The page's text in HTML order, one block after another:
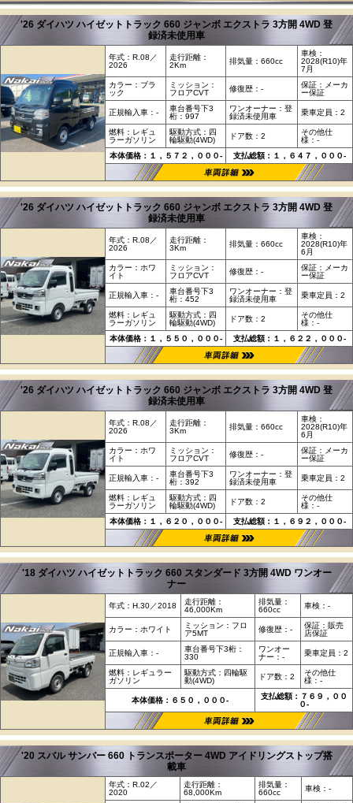
'26 ダイハツ ハイゼットトラック 660 ジャンボ エクストラ 3方開 4WD 登
録済未使用車
年式：R.08／
2026
走行距離：
2Km
排気量：660cc
車検：
2028(R10)年
7月
カラー：ブラ
ック
ミッション：
フロアCVT
修復歴：-
保証：メーカ
ー保証
正規輸入車：-
車台番号下3
桁：997
ワンオーナー：登
録済未使用車
乗車定員：2
燃料：レギュ
ラーガソリン
駆動方式：四
輪駆動(4WD)
ドア数：2
その他仕
様：-
本体価格：１，５７２，０００-
支払総額：１，６４７，０００-
'26 ダイハツ ハイゼットトラック 660 ジャンボ エクストラ 3方開 4WD 登
録済未使用車
年式：R.08／
2026
走行距離：
3Km
排気量：660cc
車検：
2028(R10)年
6月
カラー：ホワ
イト
ミッション：
フロアCVT
修復歴：-
保証：メーカ
ー保証
正規輸入車：-
車台番号下3
桁：452
ワンオーナー：登
録済未使用車
乗車定員：2
燃料：レギュ
ラーガソリン
駆動方式：四
輪駆動(4WD)
ドア数：2
その他仕
様：-
本体価格：１，５５０，０００-
支払総額：１，６２２，０００-
'26 ダイハツ ハイゼットトラック 660 ジャンボ エクストラ 3方開 4WD 登
録済未使用車
年式：R.08／
2026
走行距離：
3Km
排気量：660cc
車検：
2028(R10)年
6月
カラー：ホワ
イト
ミッション：
フロアCVT
修復歴：-
保証：メーカ
ー保証
正規輸入車：-
車台番号下3
桁：392
ワンオーナー：登
録済未使用車
乗車定員：2
燃料：レギュ
ラーガソリン
駆動方式：四
輪駆動(4WD)
ドア数：2
その他仕
様：-
本体価格：１，６２０，０００-
支払総額：１，６９２，０００-
'18 ダイハツ ハイゼットトラック 660 スタンダード 3方開 4WD ワンオー
ナー
年式：H.30／2018
走行距離：
46,000Km
排気量：
660cc
車検：-
カラー：ホワイト
ミッション：フロ
ア5MT
修復歴：-
保証：販売
店保証
正規輸入車：-
車台番号下3桁：
330
ワンオー
ナー：-
乗車定員：2
燃料：レギュラー
ガソリン
駆動方式：四輪駆
動(4WD)
ドア数：2
その他仕
様：-
本体価格：６５０，０００-
支払総額：７６９，００
０-
'20 スバル サンバー 660 トランスポーター 4WD アイドリングストップ搭
載車
年式：R.02／
2020
走行距離：
68,000Km
排気量：
660cc
車検：-